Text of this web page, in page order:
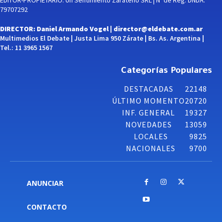
79707292
DIRECTOR: Daniel Armando Vogel | director@eldebate.com.ar
Multimedios El Debate | Justa Lima 950 Zárate | Bs. As. Argentina |
Tel.: 11 3965 1567
Categorías Populares
DESTACADAS
22148
ÚLTIMO MOMENTO20720
INF. GENERAL
19327
NOVEDADES
13059
LOCALES
9825
NACIONALES
9700
ANUNCIAR
CONTACTO